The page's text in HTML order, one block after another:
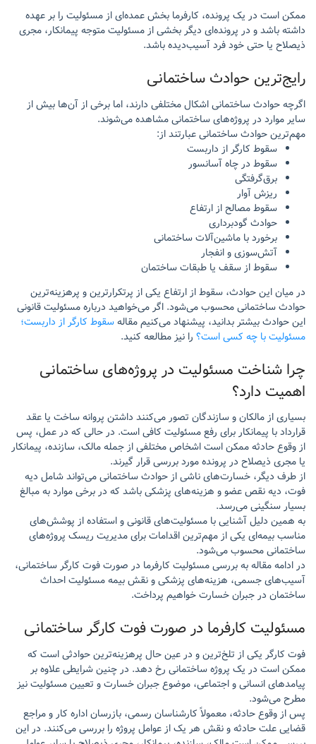
ممکن است در یک پرونده، کارفرما بخش عمده‌ای از مسئولیت را بر عهده
داشته باشد و در پرونده‌ای دیگر بخشی از مسئولیت متوجه پیمانکار، مجری
ذیصلاح یا حتی خود فرد آسیب‌دیده باشد.
رایج‌ترین حوادث ساختمانی
اگرچه حوادث ساختمانی اشکال مختلفی دارند، اما برخی از آن‌ها بیش از
سایر موارد در پروژه‌های ساختمانی مشاهده می‌شوند.
مهم‌ترین حوادث ساختمانی عبارتند از:
سقوط کارگر از داربست
سقوط در چاه آسانسور
برق‌گرفتگی
ریزش آوار
سقوط مصالح از ارتفاع
حوادث گودبرداری
برخورد با ماشین‌آلات ساختمانی
آتش‌سوزی و انفجار
سقوط از سقف یا طبقات ساختمان
در میان این حوادث، سقوط از ارتفاع یکی از پرتکرارترین و پرهزینه‌ترین
حوادث ساختمانی محسوب می‌شود. اگر می‌خواهید درباره مسئولیت قانونی
این حوادث بیشتر بدانید، پیشنهاد می‌کنیم مقالهسقوط کارگر از داربست؛
مسئولیت با چه کسی است؟ را نیز مطالعه کنید.
چرا شناخت مسئولیت در پروژه‌های ساختمانی
اهمیت دارد؟
بسیاری از مالکان و سازندگان تصور می‌کنند داشتن پروانه ساخت یا عقد
قرارداد با پیمانکار برای رفع مسئولیت کافی است. در حالی که در عمل، پس
از وقوع حادثه ممکن است اشخاص مختلفی از جمله مالک، سازنده، پیمانکار
یا مجری ذیصلاح در پرونده مورد بررسی قرار گیرند.
از طرف دیگر، خسارت‌های ناشی از حوادث ساختمانی می‌تواند شامل دیه
فوت، دیه نقص عضو و هزینه‌های پزشکی باشد که در برخی موارد به مبالغ
بسیار سنگینی می‌رسد.
به همین دلیل آشنایی با مسئولیت‌های قانونی و استفاده از پوشش‌های
مناسب بیمه‌ای یکی از مهم‌ترین اقدامات برای مدیریت ریسک پروژه‌های
ساختمانی محسوب می‌شود.
در ادامه مقاله به بررسی مسئولیت کارفرما در صورت فوت کارگر ساختمانی،
آسیب‌های جسمی، هزینه‌های پزشکی و نقش بیمه مسئولیت احداث
ساختمان در جبران خسارت خواهیم پرداخت.
مسئولیت کارفرما در صورت فوت کارگر ساختمانی
فوت کارگر یکی از تلخ‌ترین و در عین حال پرهزینه‌ترین حوادثی است که
ممکن است در یک پروژه ساختمانی رخ دهد. در چنین شرایطی علاوه بر
پیامدهای انسانی و اجتماعی، موضوع جبران خسارت و تعیین مسئولیت نیز
مطرح می‌شود.
پس از وقوع حادثه، معمولاً کارشناسان رسمی، بازرسان اداره کار و مراجع
قضایی علت حادثه و نقش هر یک از عوامل پروژه را بررسی می‌کنند. در این